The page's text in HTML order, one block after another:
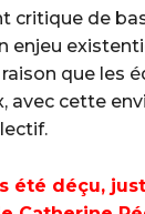
critique de
enjeu
que les
avec cette
été déçu,